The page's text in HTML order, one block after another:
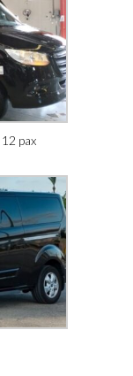
pax